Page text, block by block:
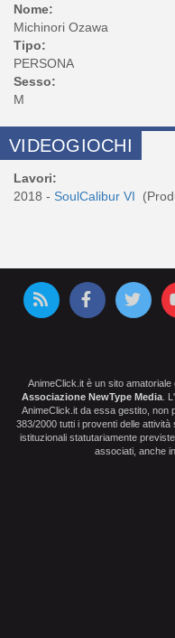
Nome:
Michinori Ozawa
Tipo:
PERSONA
Sesso:
M
VIDEOGIOCHI
Lavori:
2018 - SoulCalibur VI
AnimeClick.it è un sito
Associazione NewType Media .
AnimeClick.it da essa gestito, non
383/2000 tutti i proventi delle
istituzionali statutariamente
associati, anche